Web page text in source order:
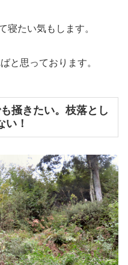
寝たい気もします。
と思っております。
掻きたい。枝落とし
い！